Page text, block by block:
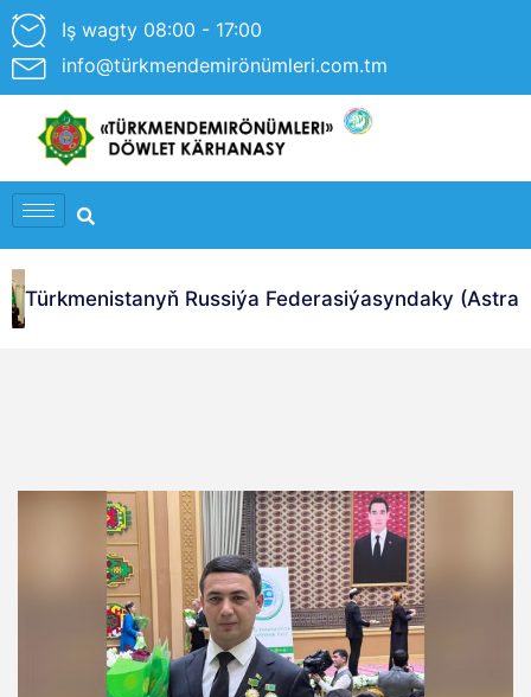
Iş wagty 08:00 - 17:00
info@türkmendemirönümleri.com.tm
Türkmenistanyň Russiýa Federasiýasyndaky